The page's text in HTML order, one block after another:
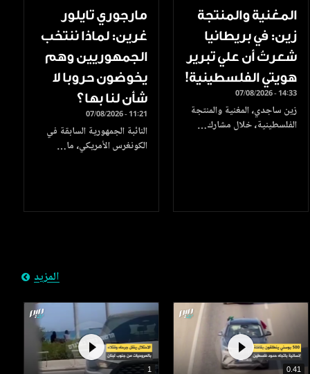
المغنية والمنتجة
زين: في بريطانيا
شعرتُ أن علي تبرير
هويتي الفلسطينية!
07/08/2026 - 14:33
زين ساجدي، المغنية والمنتجة
الفلسطينية، خلال مشارك…
مارجوري تايلور
غرين: لماذا ننتخب
الجمهوريين وهم
يخوضون حروبا لا
شأن لنا بها؟
07/08/2026 - 11:21
النائبة الجمهورية السابقة في
الكونغرس الأمريكي، ما…
المزيد
0.41
1